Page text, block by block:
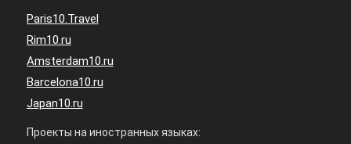
Paris10.Travel
Rim10.ru
Amsterdam10.ru
Barcelona10.ru
Japan10.ru
Проекты на иностранных языках: